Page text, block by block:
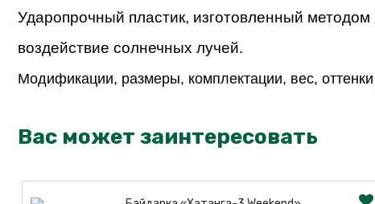
Ударопрочный пластик, изготовленный
воздействие солнечных лучей.
Модификации, размеры, комплектации, вес,
Вас может заинтересовать